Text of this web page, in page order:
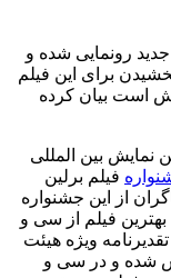
رونمایی شده و
برای این فیلم
است بیان کرده
نمایش بین المللی
فیلم برلین
از این جشنواره
فیلم از سی و
ویژه هیئت
شده و در سی و